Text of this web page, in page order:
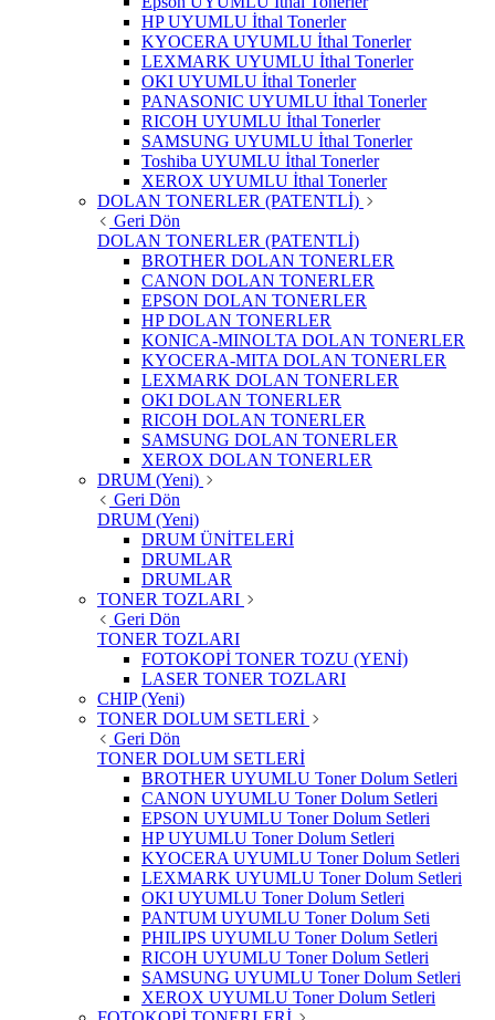
HP UYUMLU İthal Tonerler
KYOCERA UYUMLU İthal Tonerler
LEXMARK UYUMLU İthal Tonerler
OKI UYUMLU İthal Tonerler
PANASONIC UYUMLU İthal Tonerler
RICOH UYUMLU İthal Tonerler
SAMSUNG UYUMLU İthal Tonerler
Toshiba UYUMLU İthal Tonerler
XEROX UYUMLU İthal Tonerler
DOLAN TONERLER (PATENTLİ)
Geri Dön
DOLAN TONERLER (PATENTLİ)
BROTHER DOLAN TONERLER
CANON DOLAN TONERLER
EPSON DOLAN TONERLER
HP DOLAN TONERLER
KONICA-MINOLTA DOLAN TONERLER
KYOCERA-MITA DOLAN TONERLER
LEXMARK DOLAN TONERLER
OKI DOLAN TONERLER
RICOH DOLAN TONERLER
SAMSUNG DOLAN TONERLER
XEROX DOLAN TONERLER
DRUM (Yeni)
Geri Dön
DRUM (Yeni)
DRUM ÜNİTELERİ
DRUMLAR
DRUMLAR
TONER TOZLARI
Geri Dön
TONER TOZLARI
FOTOKOPİ TONER TOZU (YENİ)
LASER TONER TOZLARI
CHIP (Yeni)
TONER DOLUM SETLERİ
Geri Dön
TONER DOLUM SETLERİ
BROTHER UYUMLU Toner Dolum Setleri
CANON UYUMLU Toner Dolum Setleri
EPSON UYUMLU Toner Dolum Setleri
HP UYUMLU Toner Dolum Setleri
KYOCERA UYUMLU Toner Dolum Setleri
LEXMARK UYUMLU Toner Dolum Setleri
OKI UYUMLU Toner Dolum Setleri
PANTUM UYUMLU Toner Dolum Seti
PHILIPS UYUMLU Toner Dolum Setleri
RICOH UYUMLU Toner Dolum Setleri
SAMSUNG UYUMLU Toner Dolum Setleri
XEROX UYUMLU Toner Dolum Setleri